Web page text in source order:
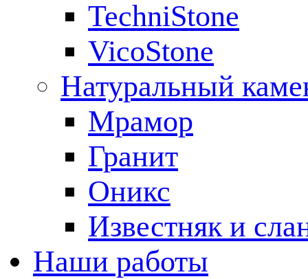
TechniStone
VicoStone
Натуральный
Мрамор
Гранит
Оникс
Известняк и
Наши работы